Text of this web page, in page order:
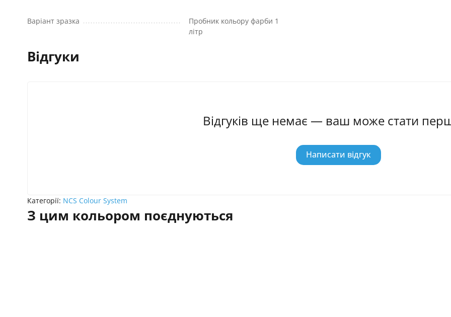
Варіант зразка
Пробник кольору фарби 1
літр
Відгуки
Відгуків ще немає — ваш може стати
Написати відгук
Категорії: NCS Colour System
З цим кольором поєднуються